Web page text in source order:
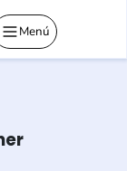
Menú